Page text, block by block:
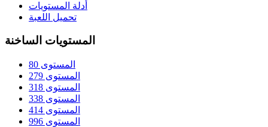
أدلة المستويات
تحميل اللعبة
المستويات الساخنة
المستوى 80
المستوى 279
المستوى 318
المستوى 338
المستوى 414
المستوى 996